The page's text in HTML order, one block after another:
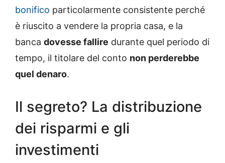
bonifico particolarmente consistente perché
è riuscito a vendere la propria casa, e la
banca dovesse fallire durante quel periodo di
tempo, il titolare del conto non perderebbe
quel denaro.
Il segreto? La distribuzione
dei risparmi e gli
investimenti